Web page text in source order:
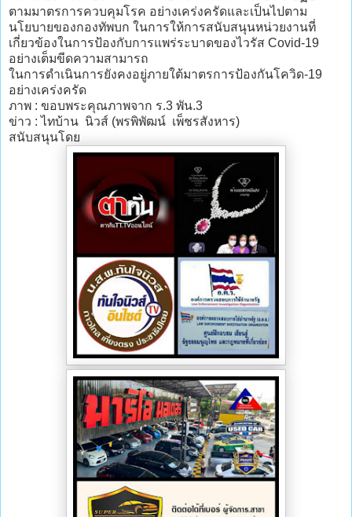
ตามมาตรการควบคุมโรค อย่างเคร่งครัดและเป็นไปตาม
นโยบายของกองทัพบก ในการให้การสนับสนุนหน่วยงานที่
เกี่ยวข้องในการป้องกับการแพร่ระบาดของไวรัส Covid-19
อย่างเต็มขีดความสามารถ
ในการดำเนินการยังคงอยู่ภายใต้มาตรการป้องกันโควิด-19
อย่างเคร่งครัด
ภาพ : ขอบพระคุณภาพจาก ร.3 พัน.3
ข่าว : ไทบ้าน นิวส์ (พรพิพัฒน์ เพ็ชรสังหาร)
สนับสนุนโดย